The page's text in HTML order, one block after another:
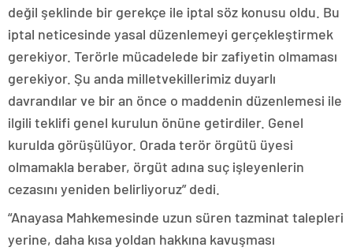
değil şeklinde bir gerekçe ile iptal söz konusu oldu. Bu
iptal neticesinde yasal düzenlemeyi gerçekleştirmek
gerekiyor. Terörle mücadelede bir zafiyetin olmaması
gerekiyor. Şu anda milletvekillerimiz duyarlı
davrandılar ve bir an önce o maddenin düzenlemesi ile
ilgili teklifi genel kurulun önüne getirdiler. Genel
kurulda görüşülüyor. Orada terör örgütü üyesi
olmamakla beraber, örgüt adına suç işleyenlerin
cezasını yeniden belirliyoruz” dedi.
“Anayasa Mahkemesinde uzun süren tazminat talepleri
yerine, daha kısa yoldan hakkına kavuşması